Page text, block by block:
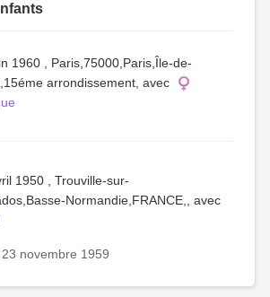
1960 , Paris,75000,Paris,Île-de-
arrondissement, avec
1950 , Trouville-sur-
Normandie,FRANCE,, avec
novembre 1959